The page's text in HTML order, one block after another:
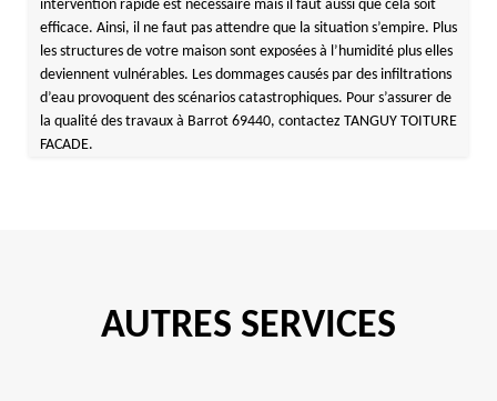
intervention rapide est nécessaire mais il faut aussi que cela soit
efficace. Ainsi, il ne faut pas attendre que la situation s’empire. Plus
les structures de votre maison sont exposées à l’humidité plus elles
deviennent vulnérables. Les dommages causés par des infiltrations
d’eau provoquent des scénarios catastrophiques. Pour s’assurer de
la qualité des travaux à Barrot 69440, contactez TANGUY TOITURE
FACADE.
AUTRES SERVICES